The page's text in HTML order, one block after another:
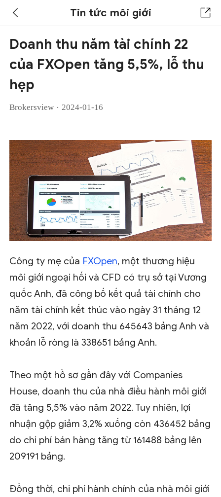
Tin tức môi giới
Doanh thu năm tài chính 22
của FXOpen tăng 5,5%, lỗ thu
hẹp
Brokersview · 2024-01-16
Công ty mẹ của FXOpen, một thương hiệu
môi giới ngoại hối và CFD có trụ sở tại Vương
quốc Anh, đã công bố kết quả tài chính cho
năm tài chính kết thúc vào ngày 31 tháng 12
năm 2022, với doanh thu 645643 bảng Anh và
khoản lỗ ròng là 338651 bảng Anh.
Theo một hồ sơ gần đây với Companies
House, doanh thu của nhà điều hành môi giới
đã tăng 5,5% vào năm 2022. Tuy nhiên, lợi
nhuận gộp giảm 3,2% xuống còn 436452 bảng
do chi phí bán hàng tăng từ 161488 bảng lên
209191 bảng.
Đồng thời, chi phí hành chính của nhà môi giới